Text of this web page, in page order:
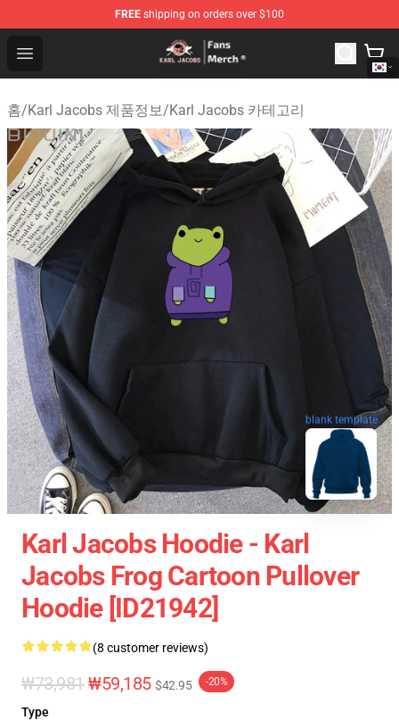
FREE shipping on orders over $100
Open menu
Karl Jacobs Store - Official Karl Jacobs Merchandise
홈/Karl Jacobs 제품정보/Karl Jacobs 카테고리
blank template
Karl Jacobs Hoodie - Karl
Jacobs Frog Cartoon Pullover
Hoodie [ID21942]
(8 customer reviews)
₩73,981 ₩59,185 $42.95 -20%
Type